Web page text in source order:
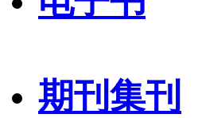
期刊集刊